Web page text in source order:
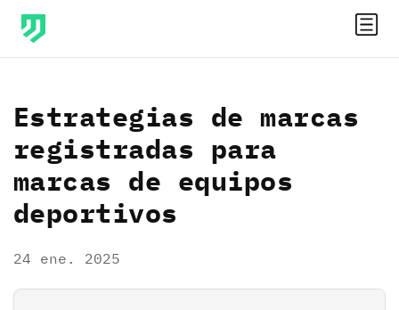
Estrategias de marcas
registradas para
marcas de equipos
deportivos
24 ene. 2025